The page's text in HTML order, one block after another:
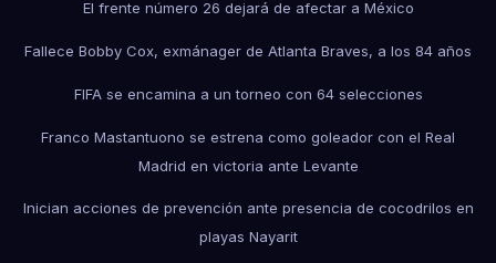
El frente número 26 dejará de afectar a México
Fallece Bobby Cox, exmánager de Atlanta Braves, a los 84 años
FIFA se encamina a un torneo con 64 selecciones
Franco Mastantuono se estrena como goleador con el Real
Madrid en victoria ante Levante
Inician acciones de prevención ante presencia de cocodrilos en
playas Nayarit